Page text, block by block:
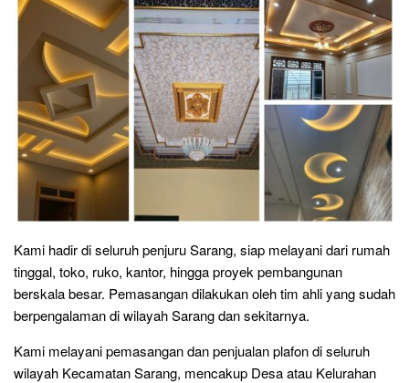
Kami hadir di seluruh penjuru Sarang, siap melayani dari rumah
tinggal, toko, ruko, kantor, hingga proyek pembangunan
berskala besar. Pemasangan dilakukan oleh tim ahli yang sudah
berpengalaman di wilayah Sarang dan sekitarnya.
Kami melayani pemasangan dan penjualan plafon di seluruh
wilayah Kecamatan Sarang, mencakup Desa atau Kelurahan